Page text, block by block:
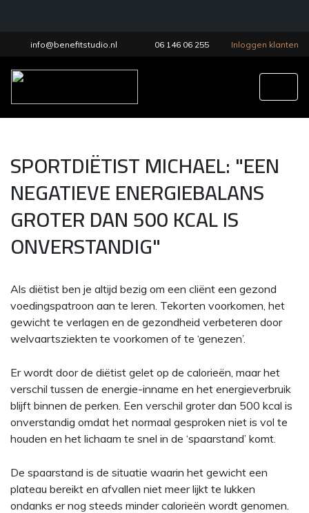
info@benefitstudio.nl 06 146 06 255 Inloggen klanten
SPORTDIËTIST MICHAEL: "EEN
NEGATIEVE ENERGIEBALANS
GROTER DAN 500 KCAL IS
ONVERSTANDIG"
Als diëtist ben je altijd bezig om een cliënt een gezond
voedingspatroon aan te leren. Tekorten voorkomen, het
gewicht te verlagen en de gezondheid verbeteren door
welvaartsziekten te voorkomen of te ‘genezen’.
Er wordt door de diëtist gelet op de calorieën, maar het
verschil tussen de energie-inname en het energieverbruik
blijft binnen de perken. Een verschil groter dan 500 kcal is
onverstandig omdat het normaal gesproken niet is vol te
houden en het lichaam te snel in de ‘spaarstand’ komt.
De spaarstand is de situatie waarin het gewicht een
plateau bereikt en afvallen niet meer lijkt te lukken
ondanks er nog steeds minder calorieën wordt genomen.